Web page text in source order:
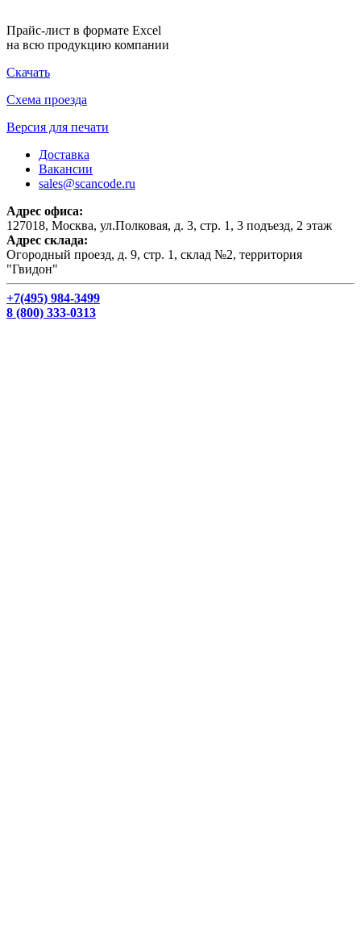
Прайс-лист в формате Excel
на всю продукцию компании
Скачать
Схема проезда
Версия для печати
Доставка
Вакансии
sales@scancode.ru
Адрес офиса:
127018, Москва, ул.Полковая, д. 3, стр. 1, 3 подъезд, 2 этаж
Адрес склада:
Огородный проезд, д. 9, стр. 1, склад №2, территория
"Гвидон"
+7(495) 984-3499
8 (800) 333-0313